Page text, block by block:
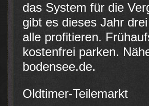
das System für die
gibt es dieses Jahr
alle profitieren.
kostenfrei parken.
bodensee.de.
Oldtimer-Teilemarkt